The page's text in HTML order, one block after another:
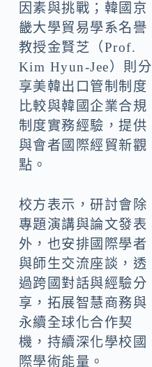
因素與挑戰；韓國京
畿大學貿易學系名譽
教授金賢芝（Prof.
Kim Hyun-Jee）則分
享美韓出口管制制度
比較與韓國企業合規
制度實務經驗，提供
與會者國際經貿新觀
點。
校方表示，研討會除
專題演講與論文發表
外，也安排國際學者
與師生交流座談，透
過跨國對話與經驗分
享，拓展智慧商務與
永續全球化合作契
機，持續深化學校國
際學術能量。